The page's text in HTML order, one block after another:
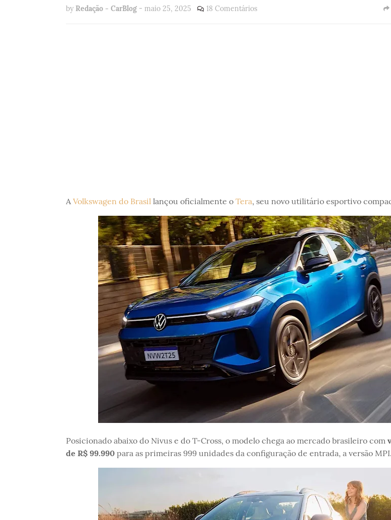
by Redação - CarBlog - maio 25, 2025 18 Comentários
A Volkswagen do Brasillançou oficialmente o Tera, seu novo utilitário esportivo
Posicionado abaixo do Nivus e do T-Cross, o modelo chega ao mercado brasileiro com
de R$ 99.990para as primeiras 999 unidades da configuração de entrada, a versão MPI.